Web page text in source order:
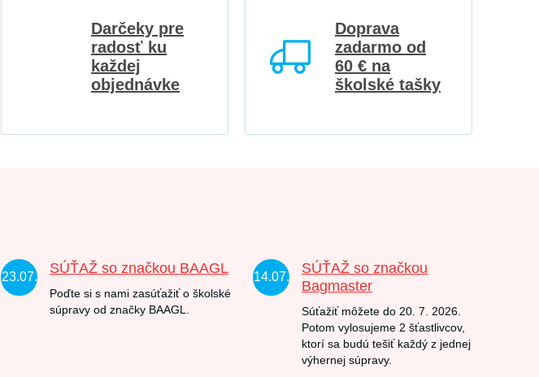
Darčeky pre
radosť ku
každej
objednávke
Doprava
zadarmo od
60 € na
školské tašky
23.07.
SÚŤAŽ so značkou BAAGL
Poďte si s nami zasúťažiť o školské
súpravy od značky BAAGL.
14.07.
SÚŤAŽ so značkou
Bagmaster
Súťažiť môžete do 20. 7. 2026.
Potom vylosujeme 2 šťastlivcov,
ktorí sa budú tešiť každý z jednej
výhernej súpravy.